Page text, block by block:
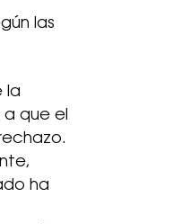
las
la
que el
ha